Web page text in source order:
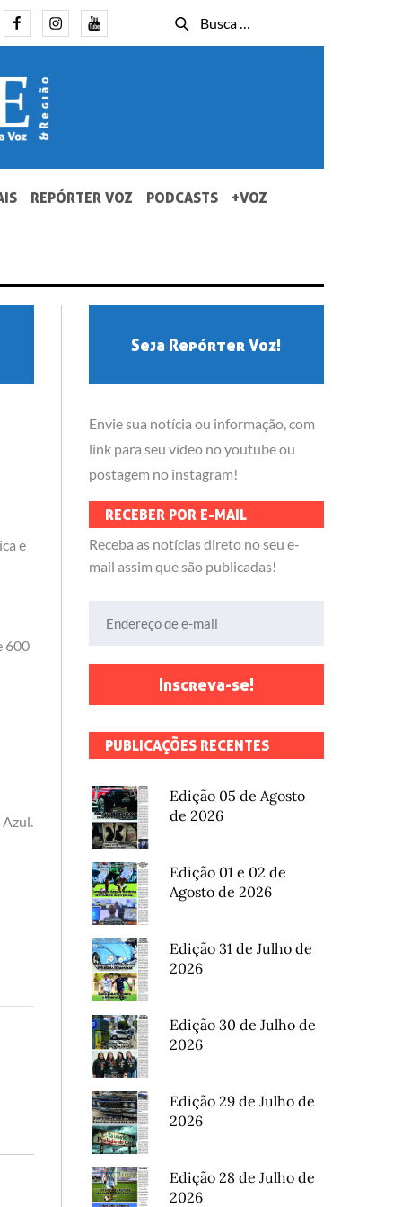
FacebookInstagramYoutube
Busca
for:
Busca
REPÓRTER VOZ PODCASTS +VOZ
e
600
Seja Repórter Voz!
Envie sua notícia ou informação, com
link para seu vídeo no youtube ou
postagem no instagram!
RECEBER POR E-MAIL
Receba as notícias direto no seu e-
mail assim que são publicadas!
Inscreva-se!
PUBLICAÇÕES RECENTES
Edição 05 de Agosto
de 2026
Edição 01 e 02 de
Agosto de 2026
Edição 31 de Julho de
2026
Edição 30 de Julho de
2026
Edição 29 de Julho de
2026
Edição 28 de Julho de
2026